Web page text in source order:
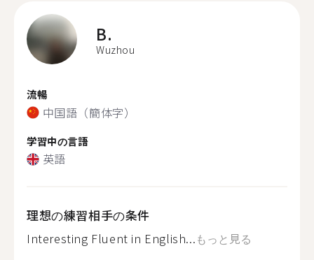
B.
Wuzhou
流暢
中国語（簡体字）
学習中の言語
英語
理想の練習相手の条件
Interesting Fluent in English...もっと見る